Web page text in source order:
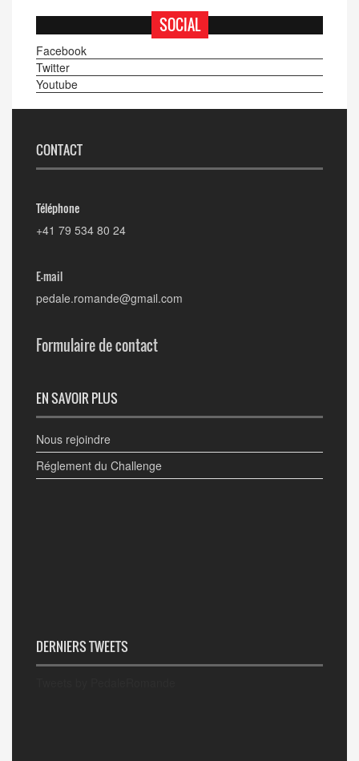
SOCIAL
Facebook
Twitter
Youtube
CONTACT
Téléphone
+41 79 534 80 24
E-mail
pedale.romande@gmail.com
Formulaire de contact
EN SAVOIR PLUS
Nous rejoindre
Réglement du Challenge
DERNIERS TWEETS